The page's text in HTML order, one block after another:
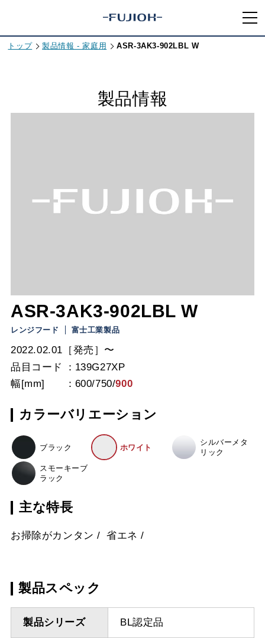
トップ 製品情報 - 家庭用 ASR-3AK3-902LBL W
製品情報
ASR-3AK3-902LBL W
レンジフード 富士工業製品
2022.02.01［発売］〜
品目コード
139G27XP
幅[mm]
600/750/900
カラーバリエーション
ブラック ホワイト
シルバーメタ
リック
スモーキーブ
ラック
主な特長
お掃除がカンタン 省エネ
製品スペック
製品シリーズ BL認定品